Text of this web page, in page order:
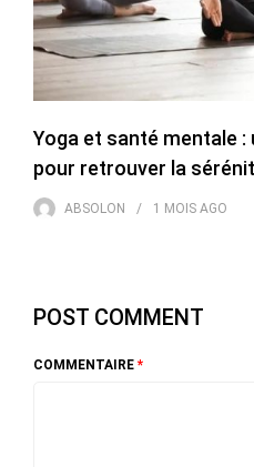
Yoga et santé mentale
pour retrouver la
ABSOLON 1 MOIS AGO
POST COMMENT
COMMENTAIRE *